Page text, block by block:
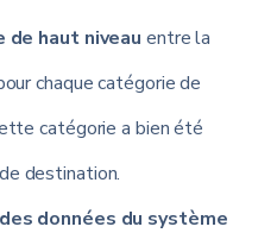
de haut niveau entre la
chaque catégorie de
catégorie a bien été
destination.
données du système